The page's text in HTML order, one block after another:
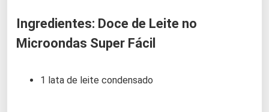
Ingredientes: Doce de Leite no
Microondas Super Fácil
1 lata de leite condensado